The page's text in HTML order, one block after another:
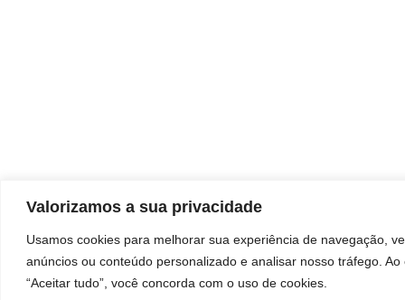
Valorizamos a sua privacidade
Usamos cookies para melhorar sua experiência de navegação,
anúncios ou conteúdo personalizado e analisar nosso tráfego. Ao
“Aceitar tudo”, você concorda com o uso de cookies.